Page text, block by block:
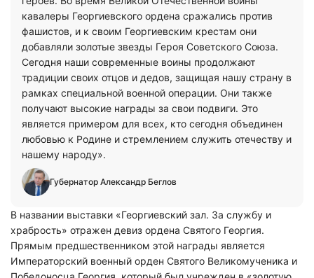
кавалеры Георгиевского ордена сражались против
фашистов, и к своим Георгиевским крестам они
добавляли золотые звезды Героя Советского Союза.
Сегодня наши современные воины продолжают
традиции своих отцов и дедов, защищая нашу страну в
рамках специальной военной операции. Они также
получают высокие награды за свои подвиги. Это
является примером для всех, кто сегодня объединен
любовью к Родине и стремлением служить отечеству и
нашему народу».
Губернатор Александр Беглов
В названии выставки «Георгиевский зал. За службу и
храбрость» отражен девиз ордена Святого Георгия.
Прямым предшественником этой награды является
Императорский военный орден Святого Великомученика и